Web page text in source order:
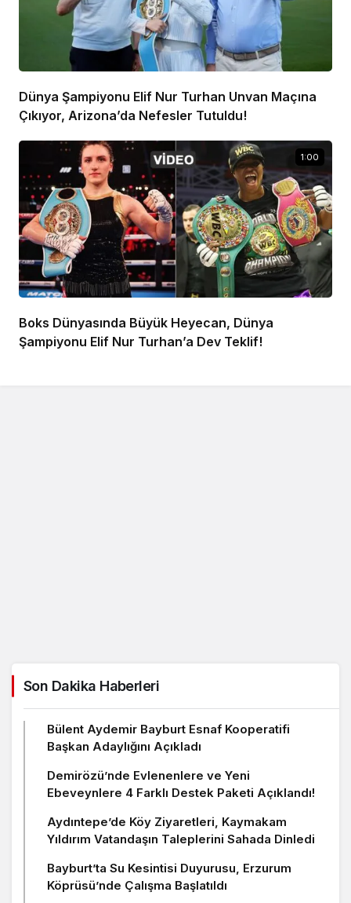
Dünya Şampiyonu Elif Nur Turhan Unvan Maçına
Çıkıyor, Arizona’da Nefesler Tutuldu!
1:00
Boks Dünyasında Büyük Heyecan, Dünya
Şampiyonu Elif Nur Turhan’a Dev Teklif!
Son Dakika Haberleri
Bülent Aydemir Bayburt Esnaf Kooperatifi
Başkan Adaylığını Açıkladı
Demirözü’nde Evlenenlere ve Yeni
Ebeveynlere 4 Farklı Destek Paketi Açıklandı!
Aydıntepe’de Köy Ziyaretleri, Kaymakam
Yıldırım Vatandaşın Taleplerini Sahada Dinledi
Bayburt’ta Su Kesintisi Duyurusu, Erzurum
Köprüsü’nde Çalışma Başlatıldı